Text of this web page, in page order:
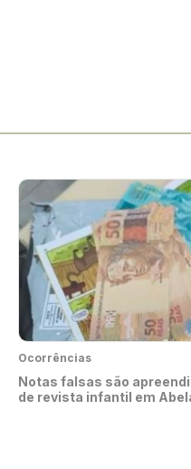
Ocorrências
Notas falsas são
de revista infantil em